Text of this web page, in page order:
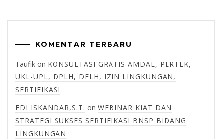
KOMENTAR TERBARU
Taufik on KONSULTASI GRATIS AMDAL, PERTEK,
UKL-UPL, DPLH, DELH, IZIN LINGKUNGAN,
SERTIFIKASI
EDI ISKANDAR,S.T. on WEBINAR KIAT DAN
STRATEGI SUKSES SERTIFIKASI BNSP BIDANG
LINGKUNGAN